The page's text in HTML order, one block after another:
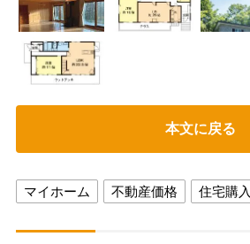
本文に戻る
マイホーム 不動産価格 住宅購入